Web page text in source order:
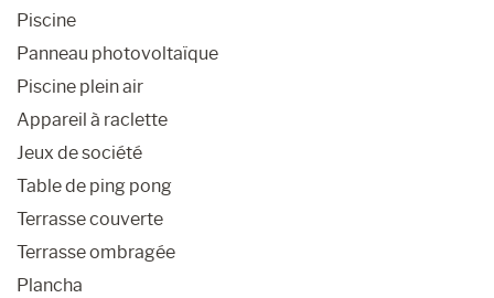
Piscine
Panneau photovoltaïque
Piscine plein air
Appareil à raclette
Jeux de société
Table de ping pong
Terrasse couverte
Terrasse ombragée
Plancha